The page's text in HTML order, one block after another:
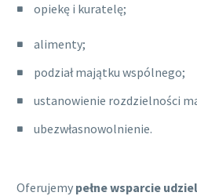
opiekę i kuratelę;
alimenty;
podział majątku wspólnego;
ustanowienie rozdzielności
ubezwłasnowolnienie.
Oferujemy pełne wsparcie